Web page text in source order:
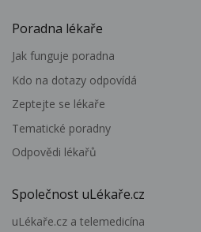
Poradna lékaře
Jak funguje poradna
Kdo na dotazy odpovídá
Zeptejte se lékaře
Tematické poradny
Odpovědi lékařů
Společnost uLékaře.cz
uLékaře.cz a telemedicína